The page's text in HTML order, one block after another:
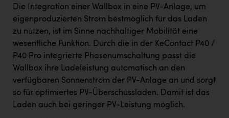
Die Integration einer Wallbox in eine PV-Anlage, um
eigenproduzierten Strom bestmöglich für das Laden
zu nutzen, ist im Sinne nachhaltiger Mobilität eine
wesentliche Funktion. Durch die in der KeContact P40 /
P40 Pro integrierte Phasenumschaltung passt die
Wallbox ihre Ladeleistung automatisch an den
verfügbaren Sonnenstrom der PV-Anlage an und sorgt
so für optimiertes PV-Überschussladen. Damit ist das
Laden auch bei geringer PV-Leistung möglich.